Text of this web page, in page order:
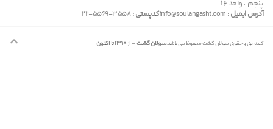
کدپستی :3558-5569-22
گشت محفوظ می باشد.سولان گشت– از1390تااکنون